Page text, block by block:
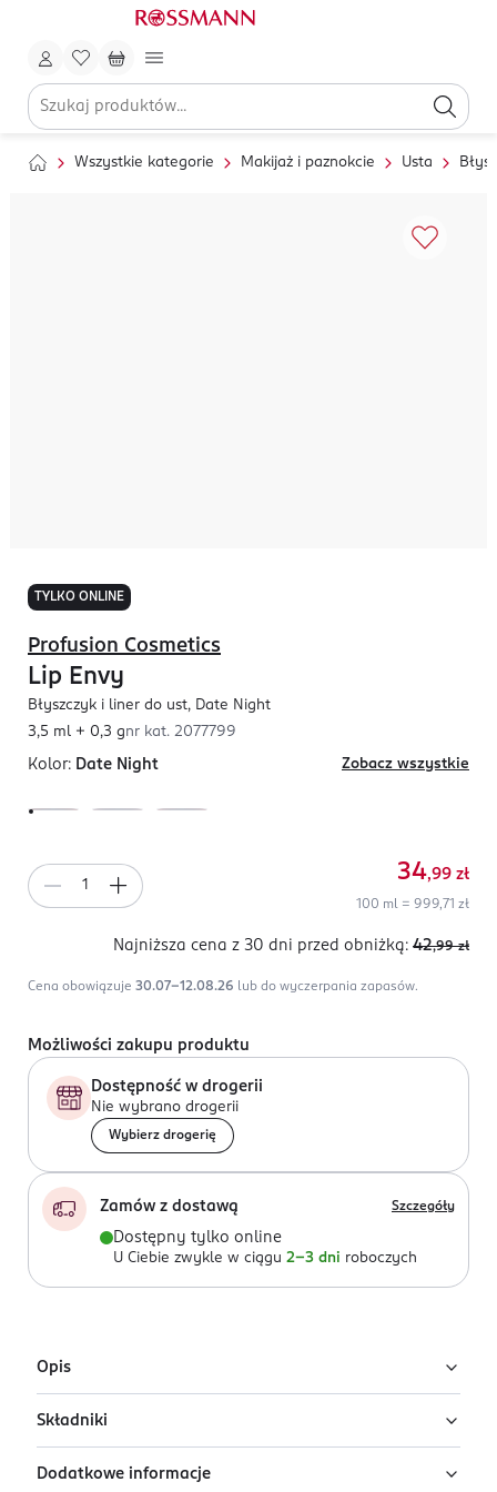
Wszystkie kategorie Makijaż i paznokcie Usta
TYLKO ONLINE
Profusion Cosmetics
Lip Envy
Błyszczyk i liner do ust, Date Night
3,5 ml + 0,3 gnr kat. 2077799
Kolor: Date Night Zobacz wszystkie
34,99 zł
100 ml = 999,71 zł
Najniższa cena z 30 dni przed obniżką: 42,99 zł
Cena obowiązuje 30.07-12.08.26 lub do wyczerpania zapasów.
Możliwości zakupu produktu
Dostępność w drogerii
Nie wybrano drogerii
Wybierz drogerię
Zamów z dostawą Szczegóły
Dostępny tylko online
U Ciebie zwykle w ciągu 2-3 dni roboczych
Opis
Błyszczyk do ust i satynowa konturówka w kolorze
Date Night to idealny zestaw do kompleksowego
makijażu ust. Wysoko napigmentowane produkty
Składniki
Lipgloss:Hydrogenated Polydecene, Polyisobutene,
Dodatkowe informacje